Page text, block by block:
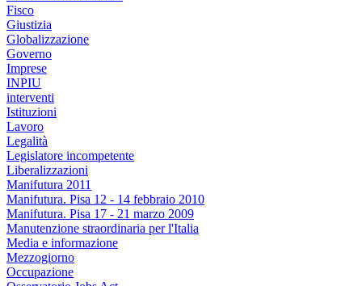
Fisco
Giustizia
Globalizzazione
Governo
Imprese
INPIU
interventi
Istituzioni
Lavoro
Legalità
Legislatore incompetente
Liberalizzazioni
Manifutura 2011
Manifutura. Pisa 12 - 14 febbraio 2010
Manifutura. Pisa 17 - 21 marzo 2009
Manutenzione straordinaria per l'Italia
Media e informazione
Mezzogiorno
Occupazione